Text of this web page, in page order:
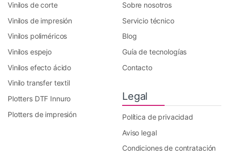
Vinilos de corte
Vinilos de impresión
Vinilos poliméricos
Vinilos espejo
Vinilos efecto ácido
Vinilo transfer textil
Plotters DTF Innuro
Plotters de impresión
Sobre nosotros
Servicio técnico
Blog
Guía de tecnologías
Contacto
Legal
Política de privacidad
Aviso legal
Condiciones de contratación